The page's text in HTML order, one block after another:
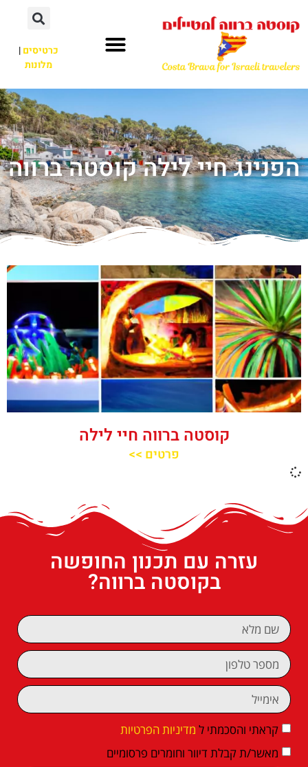
כרטיסים|
מלונות
הפנינג חיי לילה קוסטה ברווה
קוסטה ברווה חיי לילה
פרטים >>
עזרה עם תכנון החופשה
בקוסטה ברווה?
קראתי והסכמתי ל מדיניות הפרטיות
מאשר/ת קבלת דיוור וחומרים פרסומיים